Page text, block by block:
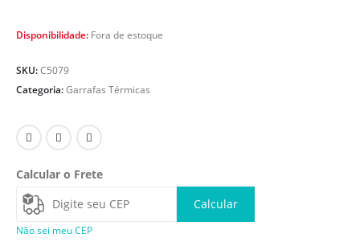
Disponibilidade: Fora de estoque
SKU:C5079
Categoria:Garrafas Térmicas
Calcular o Frete
Calcular
Não sei meu CEP